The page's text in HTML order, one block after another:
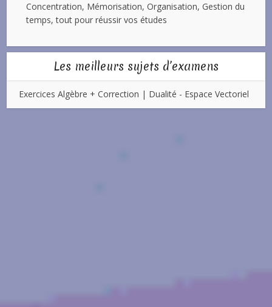
Concentration, Mémorisation, Organisation, Gestion du
temps, tout pour réussir vos études
Les meilleurs sujets d’examens
Exercices Algèbre + Correction | Dualité - Espace Vectoriel